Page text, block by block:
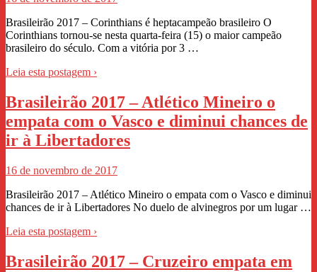
Brasileirão 2017 – Corinthians é heptacampeão brasileiro O
Corinthians tornou-se nesta quarta-feira (15) o maior campeão
brasileiro do século. Com a vitória por 3 …
Leia esta postagem ›
Brasileirão 2017 – Atlético Mineiro o
empata com o Vasco e diminui chances de
ir à Libertadores
16 de novembro de 2017
Brasileirão 2017 – Atlético Mineiro o empata com o Vasco e diminui
chances de ir à Libertadores No duelo de alvinegros por um lugar …
Leia esta postagem ›
Brasileirão 2017 – Cruzeiro empata em